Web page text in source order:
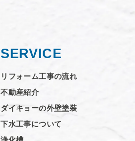
SERVICE
リフォーム工事の流れ
不動産紹介
ダイキョーの外壁塗装
下水工事について